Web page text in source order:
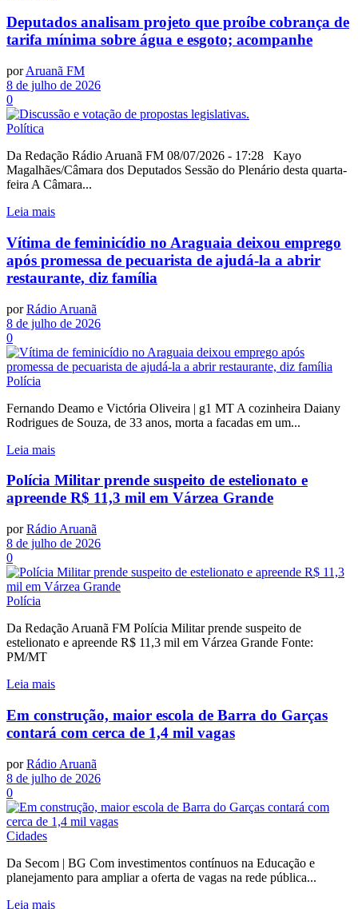
Deputados analisam projeto que proíbe cobrança de
tarifa mínima sobre água e esgoto; acompanhe
por Aruanã FM
8 de julho de 2026
0
Política
Da Redação Rádio Aruanã FM 08/07/2026 - 17:28 Kayo
Magalhães/Câmara dos Deputados Sessão do Plenário desta quarta-
feira A Câmara...
Leia mais
Vítima de feminicídio no Araguaia deixou emprego
após promessa de pecuarista de ajudá-la a abrir
restaurante, diz família
por Rádio Aruanã
8 de julho de 2026
0
Polícia
Fernando Deamo e Victória Oliveira | g1 MT A cozinheira Daiany
Rodrigues de Souza, de 33 anos, morta a facadas em um...
Leia mais
Polícia Militar prende suspeito de estelionato e
apreende R$ 11,3 mil em Várzea Grande
por Rádio Aruanã
8 de julho de 2026
0
Polícia
Da Redação Aruanã FM Polícia Militar prende suspeito de
estelionato e apreende R$ 11,3 mil em Várzea Grande Fonte:
PM/MT
Leia mais
Em construção, maior escola de Barra do Garças
contará com cerca de 1,4 mil vagas
por Rádio Aruanã
8 de julho de 2026
0
Cidades
Da Secom | BG Com investimentos contínuos na Educação e
planejamento para ampliar a oferta de vagas na rede pública...
Leia mais